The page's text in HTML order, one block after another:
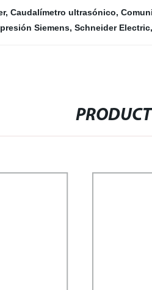
, Caudalímetro ultrasónico,
Siemens, Schneider Electric